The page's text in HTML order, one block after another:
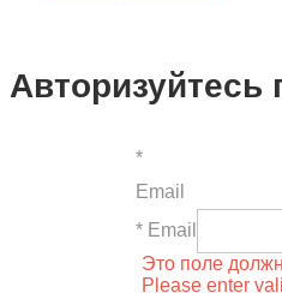
Авторизуйтесь
*
Email
* Email
Это поле
Please enter